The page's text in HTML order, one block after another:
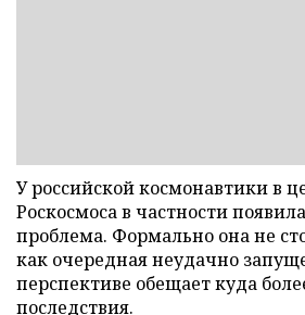
У российской космонавтики в
Роскосмоса в частности
проблема. Формально она не
как очередная неудачно
перспективе обещает куда
последствия.